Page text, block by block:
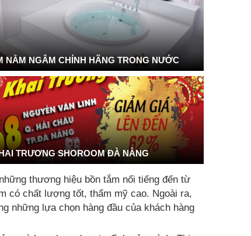
NẰM NGÂM CHÍNH HÃNG TRONG NƯỚC
TRƯƠNG SHOROOM ĐÀ NẴNG
thương hiệu bồn tắm nổi tiếng đến từ
có chất lượng tốt, thẩm mỹ cao. Ngoài ra,
những lựa chọn hàng đầu của khách hàng